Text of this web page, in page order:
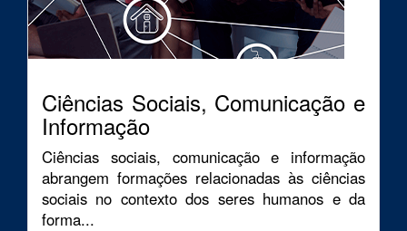
Ciências Sociais, Comunicação e
Informação
Ciências sociais, comunicação e informação
abrangem formações relacionadas às ciências
sociais no contexto dos seres humanos e da
forma...